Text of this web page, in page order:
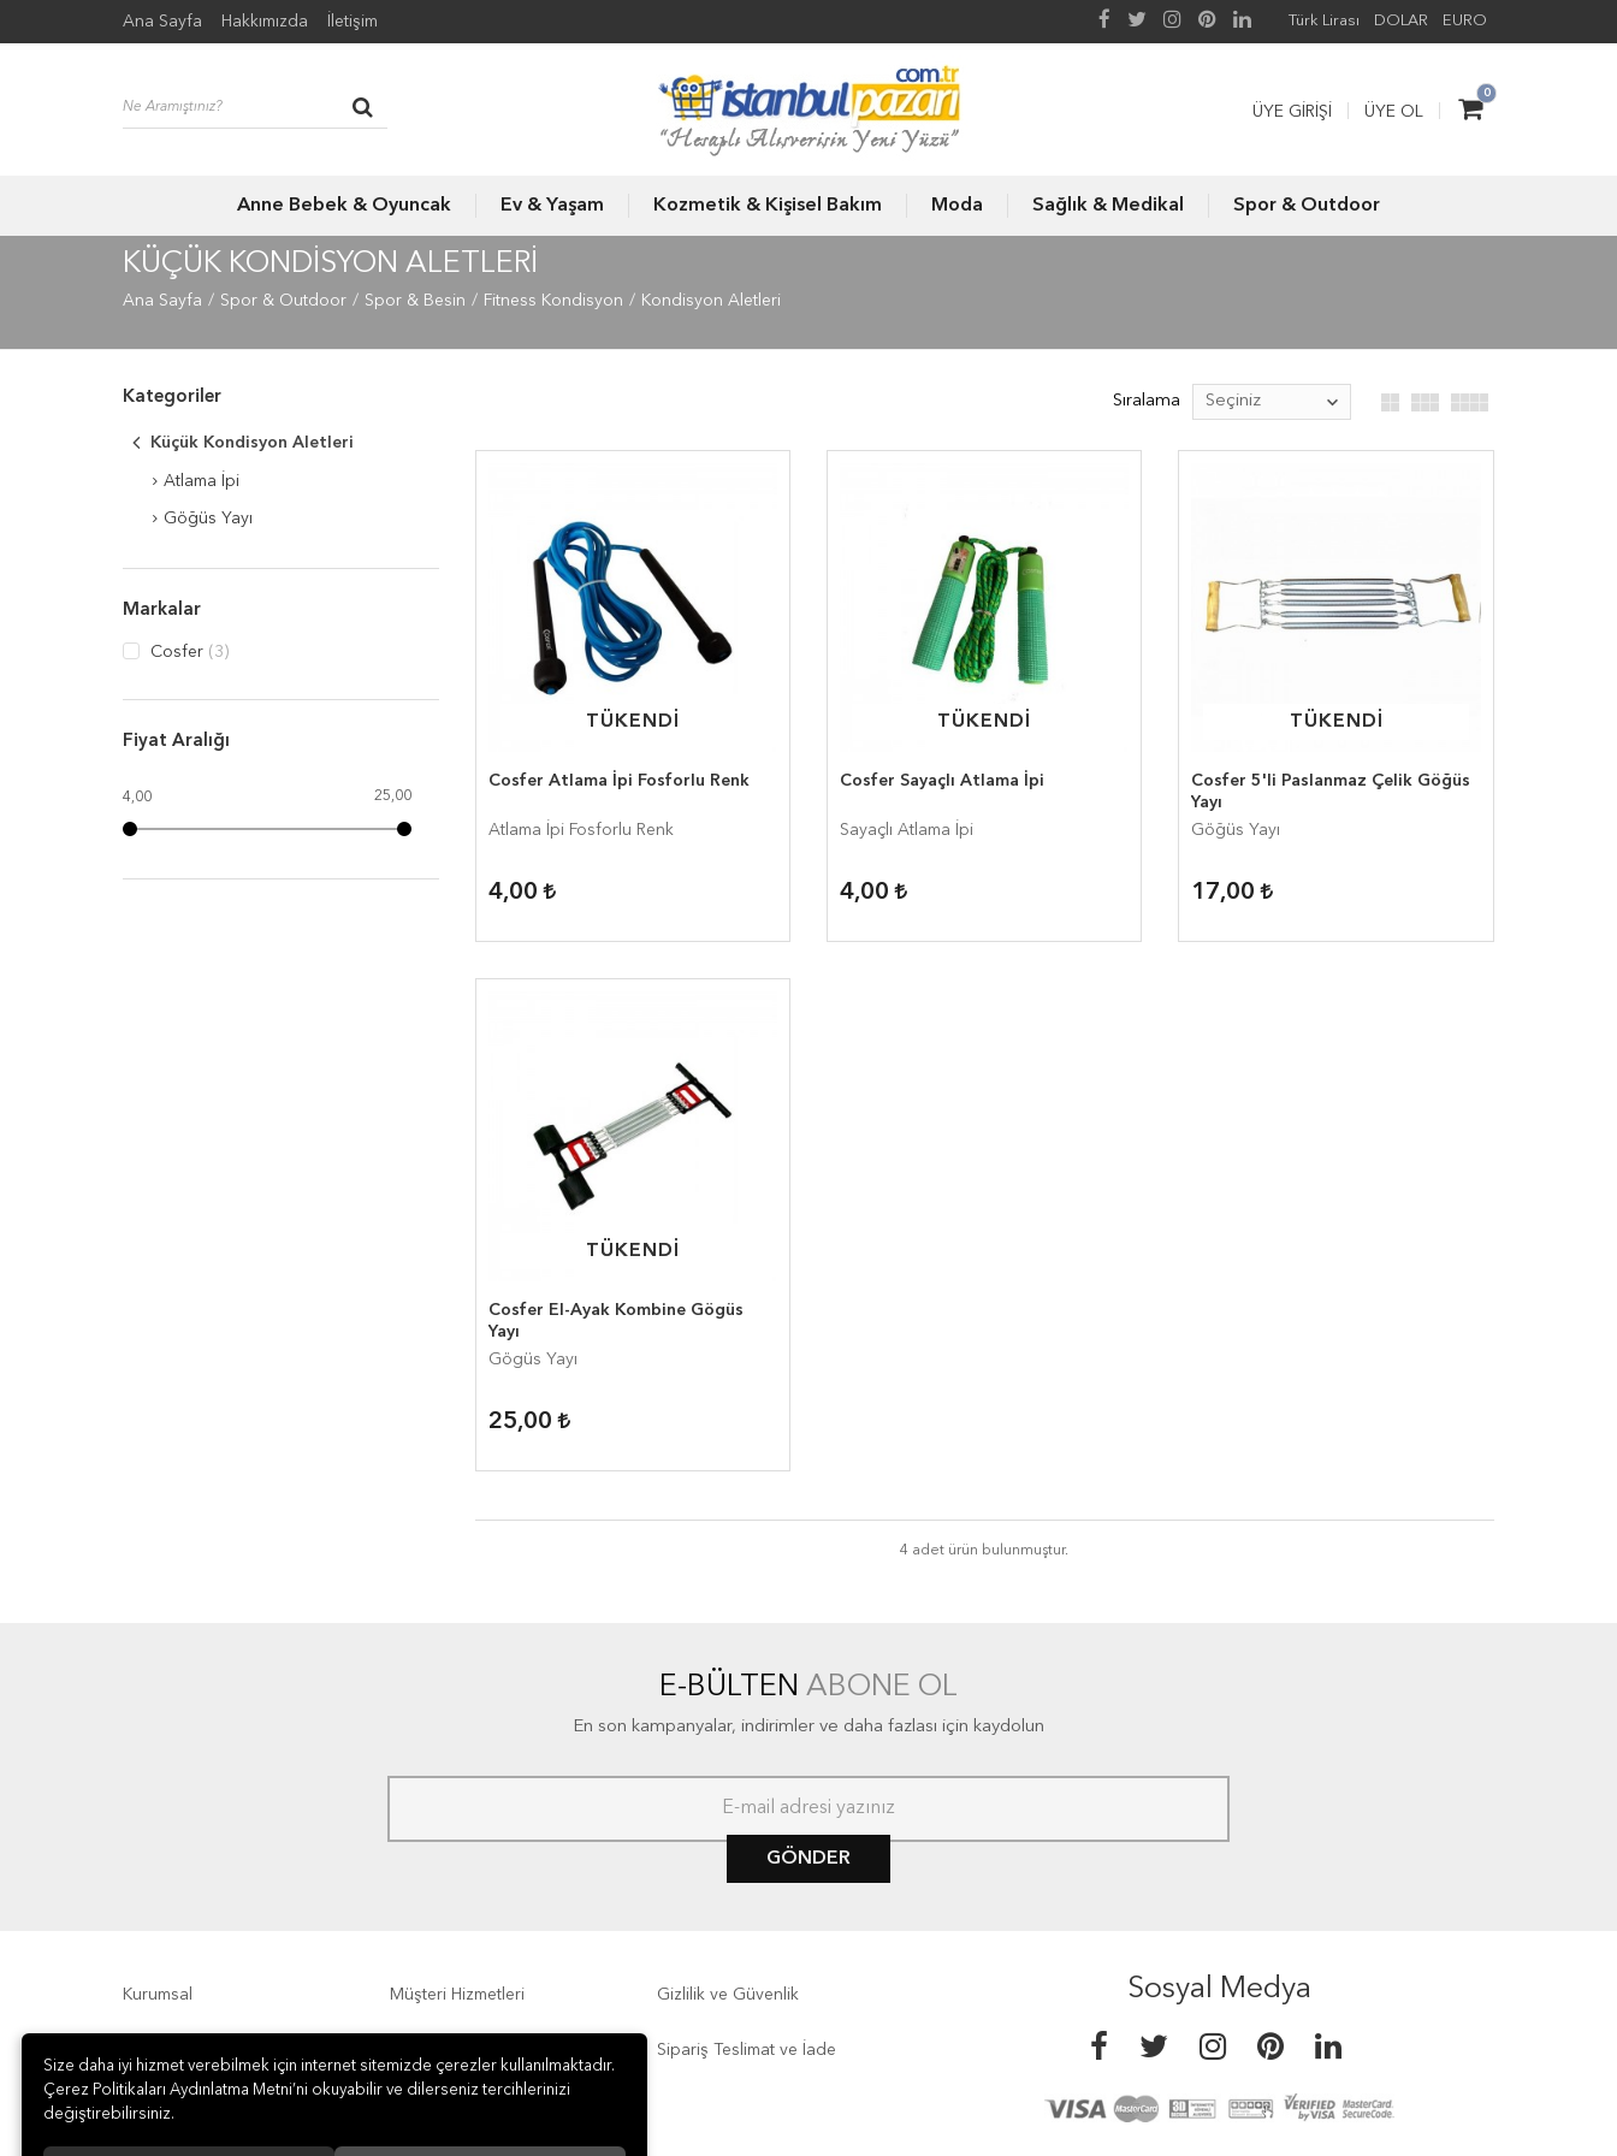
Ana Sayfa Hakkımızda İletişim Türk Lirası DOLAR EURO
0
ÜYE GIRIŞI ÜYE OL
Anne Bebek & Oyuncak Ev & Yaşam Kozmetik & Kişisel Bakım Moda Sağlık & Medikal Spor & Outdoor
KÜÇÜK KONDISYON ALETLERI
Ana Sayfa Spor & Outdoor Spor & Besin Fitness Kondisyon Kondisyon Aletleri
Kategoriler
Küçük Kondisyon Aletleri
Atlama İpi
Göğüs Yayı
Markalar
Cosfer (3)
Fiyat Aralığı
4,00 25,00
Sıralama
TÜKENDİ
TÜKENDİ
Cosfer Atlama İpi Fosforlu Renk
Atlama İpi Fosforlu Renk
4,00
TÜKENDİ
TÜKENDİ
Cosfer Sayaçlı Atlama İpi
Sayaçlı Atlama İpi
4,00
TÜKENDİ
TÜKENDİ
Cosfer 5'li Paslanmaz Çelik Göğüs
Yayı
Göğüs Yayı
17,00
TÜKENDİ
TÜKENDİ
Cosfer El-Ayak Kombine Gögüs
Yayı
Gögüs Yayı
25,00
4 adet ürün bulunmuştur.
E-BÜLTEN ABONE OL
En son kampanyalar, indirimler ve daha fazlası için kaydolun
GÖNDER
Kurumsal Müşteri Hizmetleri Gizlilik ve Güvenlik
Sipariş Teslimat ve İade
Sosyal Medya
Size daha iyi hizmet verebilmek için internet sitemizde çerezler kullanılmaktadır.
Çerez Politikaları Aydınlatma Metni’ni okuyabilir ve dilerseniz tercihlerinizi
değiştirebilirsiniz.